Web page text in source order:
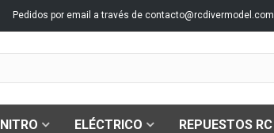
Pedidos por email a través de contacto@rcdivermodel.com
NITRO ELÉCTRICO REPUESTOS RC